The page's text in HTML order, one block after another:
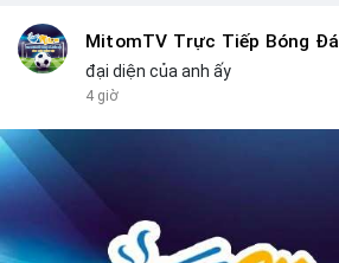
MitomTV Trực Tiếp Bóng Đá
đại diện của anh ấy
4 giờ